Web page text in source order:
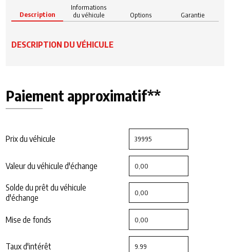
Description
Informations
du véhicule
Options Garantie
DESCRIPTION DU VÉHICULE
Paiement approximatif**
Prix du véhicule
Valeur du véhicule d'échange
Solde du prêt du véhicule
d'échange
Mise de fonds
Taux d'intérêt